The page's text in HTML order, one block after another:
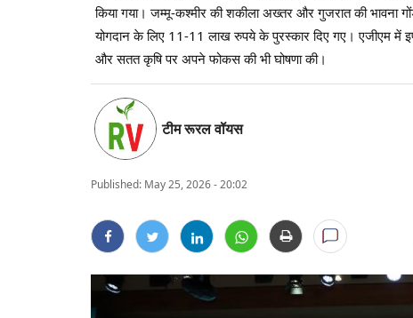
किया गया। जम्मू-कश्मीर की शकीला अख्तर और गुजरात की भावना
योगदान के लिए 11-11 लाख रुपये के पुरस्कार दिए गए। एजीएम में
और सतत कृषि पर अपने फोकस की भी घोषणा की।
टीम रूरल वॉयस
Published: May 25, 2026 - 20:02